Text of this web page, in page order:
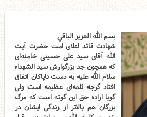
بسم الله العزیز الباقي
شهادت قائد اعلای امت حضرت آیت
الله آقای سید علی حسینی خامنه‌ای
که همچون جد بزرگوارش سید الشهداء
سلام الله علیه به دست ناپاکان اتفاق
افتاد گرچه ثلمه‌ای عظیمه است ولی
گویا اراده حق این گونه است که مرگ
بزرگان هم بالاتر از زندگی ایشان در